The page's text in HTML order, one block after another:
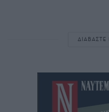
ΔΙΑΒΑΣΤΕ